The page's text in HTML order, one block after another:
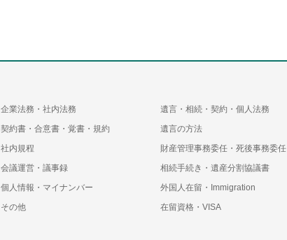
企業法務・社内法務
契約書・合意書・覚書・規約
社内規程
会議運営・議事録
個人情報・マイナンバー
その他
遺言・相続・契約・個人法務
遺言の方法
財産管理事務委任・死後事務委任
相続手続き・遺産分割協議書
外国人在留・Immigration
在留資格・VISA